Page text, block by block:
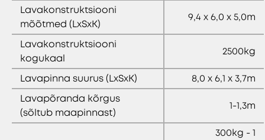
Lavakonstruktsiooni
mõõtmed (LxSxK)
9,4 x 6,0 x 5,0m
Lavakonstruktsiooni
kogukaal
2500kg
Lavapinna suurus (LxSxK)
8,0 x 6,1 x 3,7m
Lavapõranda kõrgus
(sõltub maapinnast)
1-1,3m
300kg - 1